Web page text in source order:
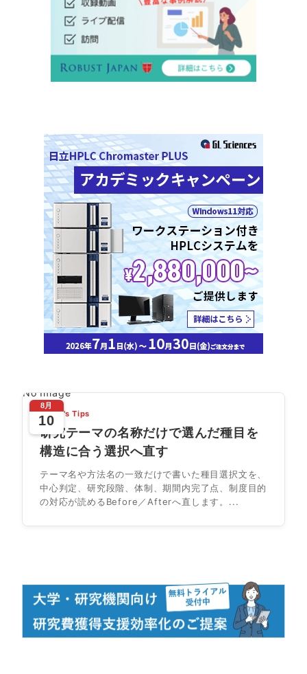
No Image
8月
10
Today's Tips
研究テーマの名称だけで選んだ種目を
構造に合う選択へ直す
テーマ名や方法名の一致だけで書いた種目選択文を、
中心判定、研究段階、体制、期間内完了点、制度目的
の対応が読めるBefore／Afterへ直します。...